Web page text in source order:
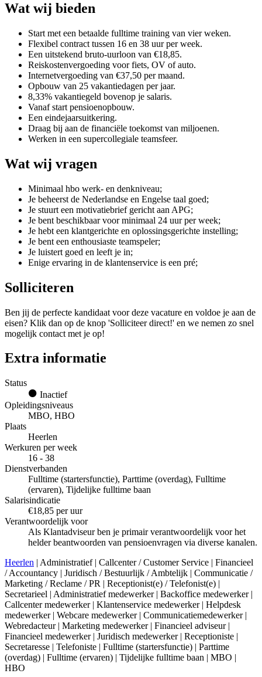
Wat wij bieden
Start met een betaalde fulltime training van vier weken.
Flexibel contract tussen 16 en 38 uur per week.
Een uitstekend bruto-uurloon van €18,85.
Reiskostenvergoeding voor fiets, OV of auto.
Internetvergoeding van €37,50 per maand.
Opbouw van 25 vakantiedagen per jaar.
8,33% vakantiegeld bovenop je salaris.
Vanaf start pensioenopbouw.
Een eindejaarsuitkering.
Draag bij aan de financiële toekomst van miljoenen.
Werken in een supercollegiale teamsfeer.
Wat wij vragen
Minimaal hbo werk- en denkniveau;
Je beheerst de Nederlandse en Engelse taal goed;
Je stuurt een motivatiebrief gericht aan APG;
Je bent beschikbaar voor minimaal 24 uur per week;
Je hebt een klantgerichte en oplossingsgerichte instelling;
Je bent een enthousiaste teamspeler;
Je luistert goed en leeft je in;
Enige ervaring in de klantenservice is een pré;
Solliciteren
Ben jij de perfecte kandidaat voor deze vacature en voldoe je aan de
eisen? Klik dan op de knop 'Solliciteer direct!' en we nemen zo snel
mogelijk contact met je op!
Extra informatie
Status
Inactief
Opleidingsniveaus
MBO, HBO
Plaats
Heerlen
Werkuren per week
16 - 38
Dienstverbanden
Fulltime (startersfunctie), Parttime (overdag), Fulltime
(ervaren), Tijdelijke fulltime baan
Salarisindicatie
€18,85 per uur
Verantwoordelijk voor
Als Klantadviseur ben je primair verantwoordelijk voor het
helder beantwoorden van pensioenvragen via diverse kanalen.
Heerlen | Administratief | Callcenter / Customer Service | Financieel
/ Accountancy | Juridisch / Bestuurlijk / Ambtelijk | Communicatie /
Marketing / Reclame / PR | Receptionist(e) / Telefonist(e) |
Secretarieel | Administratief medewerker | Backoffice medewerker |
Callcenter medewerker | Klantenservice medewerker | Helpdesk
medewerker | Webcare medewerker | Communicatiemedewerker |
Webredacteur | Marketing medewerker | Financieel adviseur |
Financieel medewerker | Juridisch medewerker | Receptioniste |
Secretaresse | Telefoniste | Fulltime (startersfunctie) | Parttime
(overdag) | Fulltime (ervaren) | Tijdelijke fulltime baan | MBO |
HBO